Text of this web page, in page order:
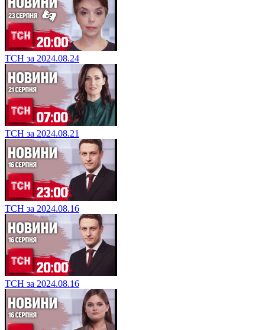
ТСН за 2024.08.24
ТСН за 2024.08.21
ТСН за 2024.08.16
ТСН за 2024.08.16